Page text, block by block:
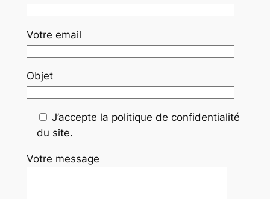
Votre email
Objet
J’accepte la politique de confidentialité
du site.
Votre message